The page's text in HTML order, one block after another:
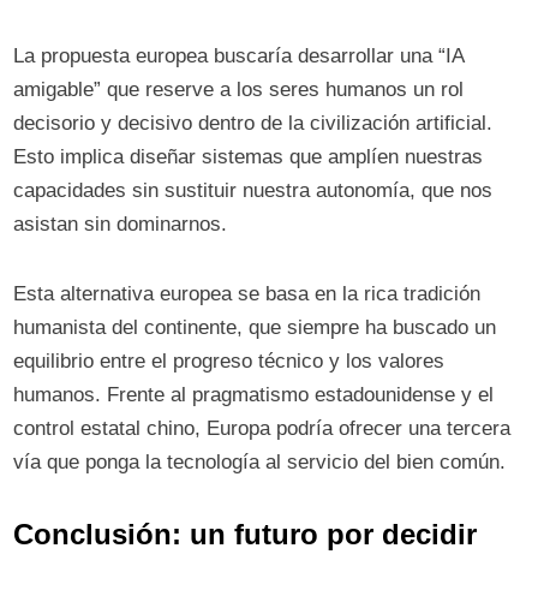
La propuesta europea buscaría desarrollar una “IA
amigable” que reserve a los seres humanos un rol
decisorio y decisivo dentro de la civilización artificial.
Esto implica diseñar sistemas que amplíen nuestras
capacidades sin sustituir nuestra autonomía, que nos
asistan sin dominarnos.
Esta alternativa europea se basa en la rica tradición
humanista del continente, que siempre ha buscado un
equilibrio entre el progreso técnico y los valores
humanos. Frente al pragmatismo estadounidense y el
control estatal chino, Europa podría ofrecer una tercera
vía que ponga la tecnología al servicio del bien común.
Conclusión: un futuro por decidir